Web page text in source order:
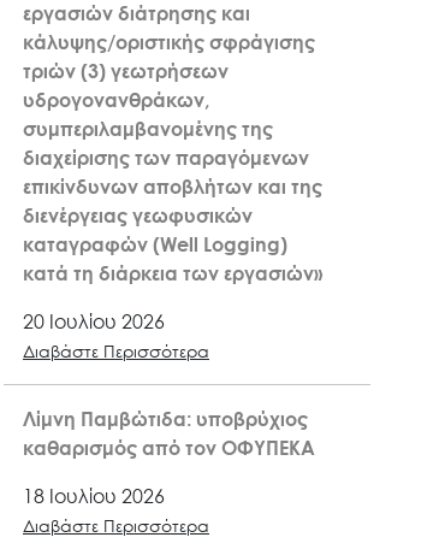
εργασιών διάτρησης και
κάλυψης/οριστικής σφράγισης
τριών (3) γεωτρήσεων
υδρογονανθράκων,
συμπεριλαμβανομένης της
διαχείρισης των παραγόμενων
επικίνδυνων αποβλήτων και της
διενέργειας γεωφυσικών
καταγραφών (Well Logging)
κατά τη διάρκεια των εργασιών»
20 Ιουλίου 2026
Διαβάστε Περισσότερα
Λίμνη Παμβώτιδα: υποβρύχιος
καθαρισμός από τον ΟΦΥΠΕΚΑ
18 Ιουλίου 2026
Διαβάστε Περισσότερα